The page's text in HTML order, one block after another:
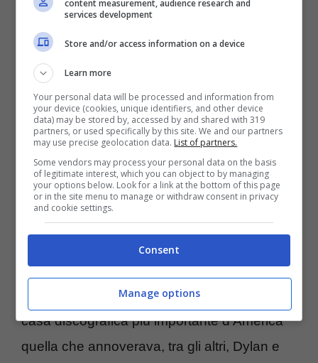
brani e lui la carriera musicale l’aveva evitata
fino a quel momento. L’estensione della sua
voce però fa colpo e così Buckley comincia a
cantare tutti i lunedì seraSin-èun bar nel
Lower East side di Manhattan.
L’estensione vocale, l’espressività con cui
canta e la presenza sul palco rendono in
poco tempo Jeff Buckely una delle voci più
amate del tempo e sicuramente una delle più
influenti degli anni Novanta. Tanto che firma
un contratto con laColumbia Records
casa discografica più importante d’America
quella che annoverava, tra gli altri, Dylan e
content measurement, audience research and
services development
Store and/or access information on a device
Learn more
Your personal data will be processed and information from
your device (cookies, unique identifiers, and other device
data) may be stored by, accessed by and shared with 319
partners, or used specifically by this site. We and our partners
may use precise geolocation data. List of partners.
Some vendors may process your personal data on the basis
of legitimate interest, which you can object to by managing
your options below. Look for a link at the bottom of this page
or in the site menu to manage or withdraw consent in privacy
and cookie settings.
Consent
Manage options